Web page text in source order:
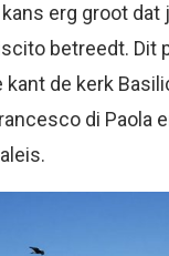
erg groot dat
betreedt. Dit
kant de kerk
di Paola